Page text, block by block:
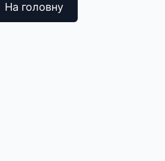
На головну